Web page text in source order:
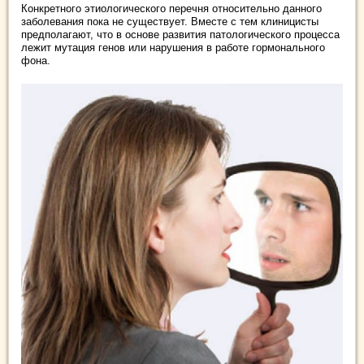
Конкретного этиологического перечня относительно данного
заболевания пока не существует. Вместе с тем клиницисты
предполагают, что в основе развития патологического процесса
лежит мутация генов или нарушения в работе гормонального
фона.